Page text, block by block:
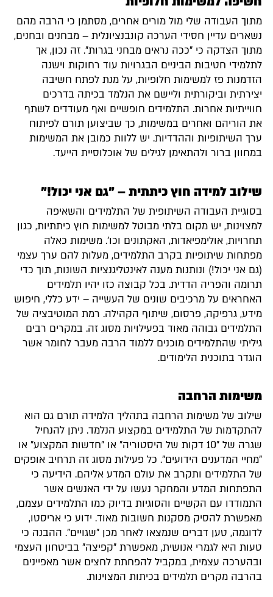
מתוך העבודה שלי מול מורים אחרים, מסתמן כי הרבה מהם
נשארים עדיין חסידי הערכה קונבנציונלית – מבחנים ובחנים,
מתוך הצדקה כי "ככה נראים מבחני בגרות". זה נכון, אך
לתלמידי חטיבות הביניים הבגרויות עוד רחוקות וישנה
הזדמנות פז למשימות חלופיות, על מנת לפתח חשיבה
יצירתית וביקורתית וליישם את הנלמד בכיתה בדרכים
חווייתיות אחרות. התלמידים חופשיים ואף מעודדים לשתף
את הוריהם ואחרים במשימות, כך שביצוען תורם לפיתוח
ערך השיתופיות וההדדיות. יש ללוות כמובן את המשימות
במחוון ברור ולהתאימן לגילים של אוכלוסיית הייעד.
שילוב למידה חוץ כיתתית – "גם אני יכול!"
בסוגיית העבודה השיתופית של התלמידים והשאיפה
למצוינות, יש מקום בלתי מבוטל למשימות חוץ כיתתיות, כגון
תחרויות, אולימפיאדות, האקתונים וכו'. משימות כאלה
מפתחות שיתופיות בקרב התלמידים, מעלות להם ערך עצמי
(גם אני יכול!) ונותנות מענה לאינטליגנציות השונות, תוך כדי
תרומה והפריה הדדית. בכל קבוצה כזו יהיו תלמידים
האחראים על מרכיבים שונים של העשייה – ידע כללי, חיפוש
מידע, גרפיקה, פרסום, שיתוף הקהילה. רמת המוטיבציה של
התלמידים גבוהה מאוד בפעילויות מסוג זה. במקרים רבים
גיליתי שהתלמידים מוכנים ללמוד הרבה מעבר לחומר אשר
הוגדר בתוכנית הלימודים.
משימות הרחבה
שילוב של משימות הרחבה בתהליך הלמידה תורם גם הוא
להתקדמות של התלמידים במקצוע הנלמד. ניתן להנחיל
שגרה של "10 דקות של היסטוריה" או "חדשות המקצוע" או
"מחיי המדענים הידועים". כל פעילות מסוג זה תרחיב אופקים
של התלמידים ותקרב את עולם המדע אליהם. הידיעה כי
התפתחות המדע והמחקר נעשו על ידי האנשים אשר
התמודדו עם הקשיים והסוגיות בדיוק כמו התלמידים עצמם,
מאפשרת להסיק מסקנות חשובות מאוד. ידוע כי אריסטו,
לדוגמה, טען דברים שנמצאו לאחר מכן "שגויים". ההבנה כי
טעות היא לגמרי אנושית, מאפשרת "קפיצה" בביטחון העצמי
ובהערכה עצמית, במקביל להפחתת לחצים אשר מאפיינים
בהרבה מקרים תלמידים בכיתות המצוינות.